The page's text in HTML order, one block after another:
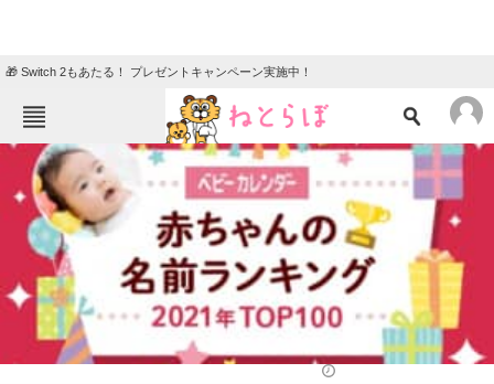
🎁 Switch 2もあたる！ プレゼントキャンペーン実施中！
ねとらぼメニュー
TOP ニュース
エンタメ クイズ
地域
住まい 教育・育児
リサーチ